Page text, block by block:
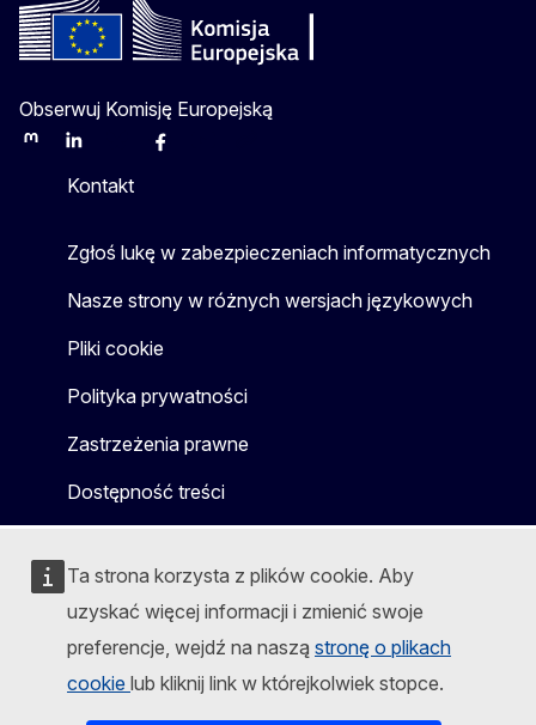
Ta strona korzysta z plików cookie. Aby
uzyskać więcej informacji i zmienić swoje
preferencje, wejdź na naszą stronę o plikach
cookie lub kliknij link w którejkolwiek stopce.
Obserwuj Komisję Europejską
MastodonLinkedInBlueskyFacebook
Kontakt
Zgłoś lukę w zabezpieczeniach informatycznych
Nasze strony w różnych wersjach językowych
Pliki cookie
Polityka prywatności
Zastrzeżenia prawne
Dostępność treści